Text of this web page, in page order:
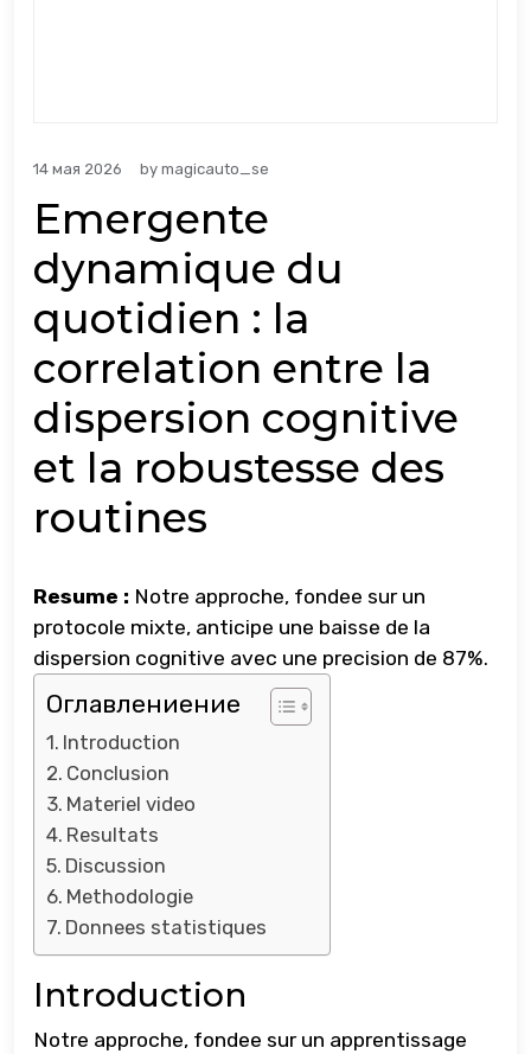
14 мая 2026 by magicauto_se
Emergente
dynamique du
quotidien : la
correlation entre la
dispersion cognitive
et la robustesse des
routines
Resume : Notre approche, fondee sur un
protocole mixte, anticipe une baisse de la
dispersion cognitive avec une precision de 87%.
Оглавлениение
Introduction
Conclusion
Materiel video
Resultats
Discussion
Methodologie
Donnees statistiques
Introduction
Notre approche, fondee sur un apprentissage